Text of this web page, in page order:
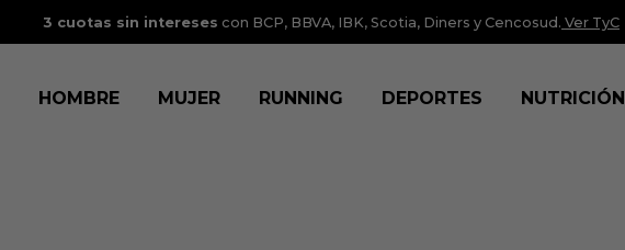
3 cuotas sin intereses con BCP, BBVA, IBK, Scotia, Diners y Cencosud. Ver TyC
HOMBRE MUJER RUNNING DEPORTES NUTRICIÓN